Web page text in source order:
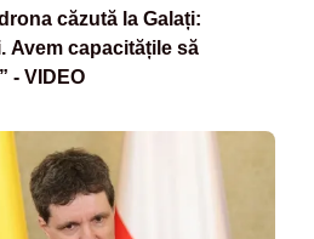
căzută la Galați:
Avem capacitățile să
- VIDEO